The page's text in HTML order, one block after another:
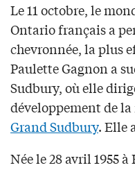
Le 11 octobre, le
Ontario français a
chevronnée, la plus
Paulette Gagnon a
Sudbury, où elle
développement de
Grand Sudbury. Elle
Née le 28 avril 1955